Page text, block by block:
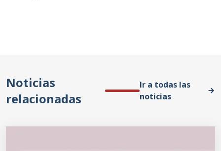
Noticias
relacionadas
Ir a todas las
noticias